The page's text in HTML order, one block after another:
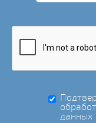
данных